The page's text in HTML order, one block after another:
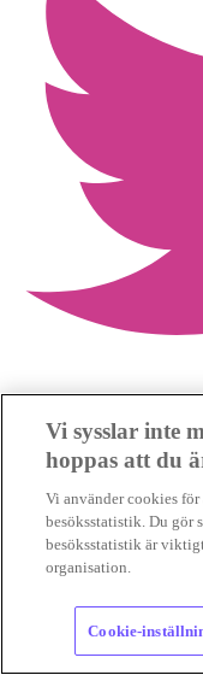
Vi sysslar inte
hoppas att du
Vi använder cookies
besöksstatistik. Du gör
besöksstatistik är
organisation.
Cookie-